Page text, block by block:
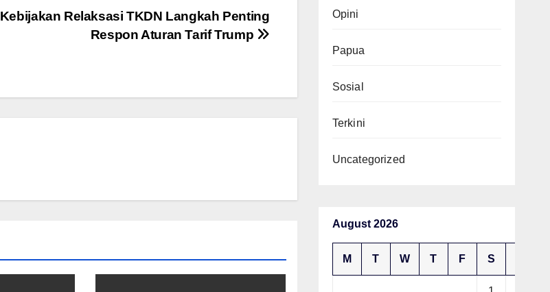
Kebijakan Relaksasi TKDN Langkah Penting
Respon Aturan Tarif Trump
Opini
Papua
Sosial
Terkini
Uncategorized
August 2026
M T W T F S